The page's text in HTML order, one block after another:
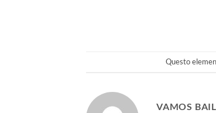
Questo
VAMOS